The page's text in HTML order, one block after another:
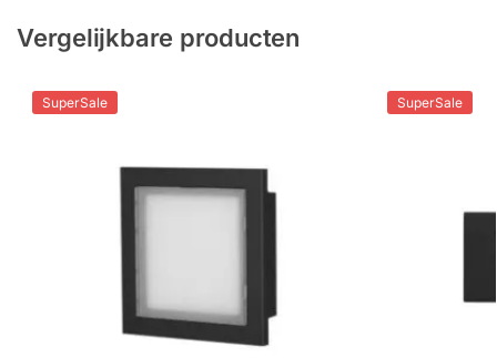
Vergelijkbare producten
SuperSale SuperSale